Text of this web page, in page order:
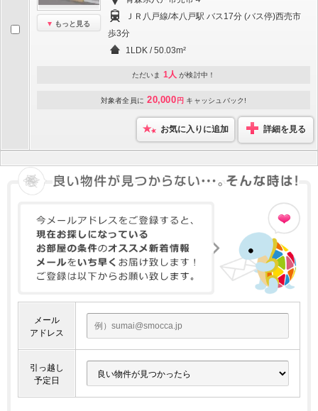
もっと見る
ＪＲ八戸線/本八戸駅 バス17分 (バス停)西売市
歩3分
1LDK / 50.03m²
ただいま 1人 が検討中！
対象者全員に 20,000 円 キャッシュバック!
お気に入りに追加 詳細を見る
メール
アドレス
引っ越し
予定日